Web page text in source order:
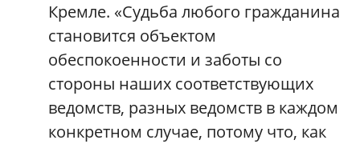
Кремле. «Судьба любого гражданина
становится объектом
обеспокоенности и заботы со
стороны наших соответствующих
ведомств, разных ведомств в каждом
конкретном случае, потому что, как